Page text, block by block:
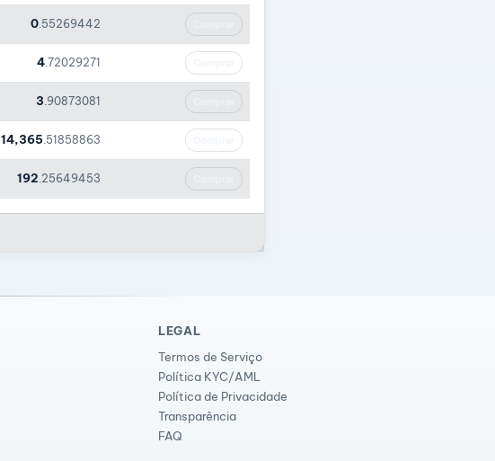
0.55269442
4.72029271
3.90873081
14,365.51858863
192.25649453
LEGAL
Termos de Serviço
Política KYC/AML
Política de Privacidade
Transparência
FAQ